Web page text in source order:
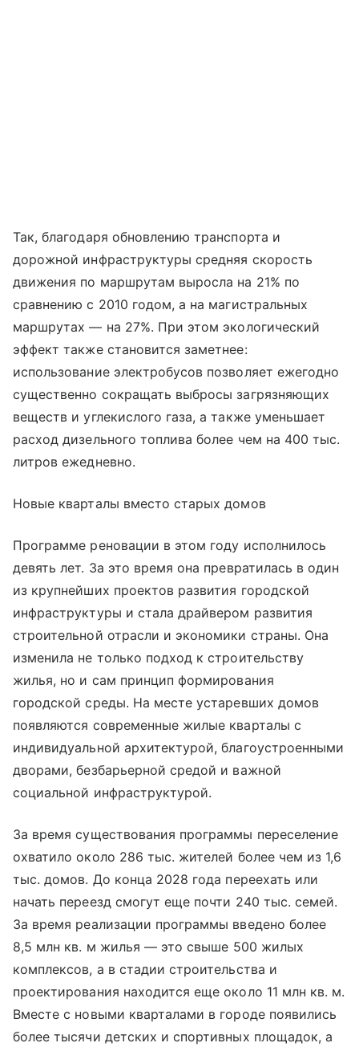
Так, благодаря обновлению транспорта и
дорожной инфраструктуры средняя скорость
движения по маршрутам выросла на 21% по
сравнению с 2010 годом, а на магистральных
маршрутах — на 27%. При этом экологический
эффект также становится заметнее:
использование электробусов позволяет ежегодно
существенно сокращать выбросы загрязняющих
веществ и углекислого газа, а также уменьшает
расход дизельного топлива более чем на 400 тыс.
литров ежедневно.
Новые кварталы вместо старых домов
Программе реновации в этом году исполнилось
девять лет. За это время она превратилась в один
из крупнейших проектов развития городской
инфраструктуры и стала драйвером развития
строительной отрасли и экономики страны. Она
изменила не только подход к строительству
жилья, но и сам принцип формирования
городской среды. На месте устаревших домов
появляются современные жилые кварталы с
индивидуальной архитектурой, благоустроенными
дворами, безбарьерной средой и важной
социальной инфраструктурой.
За время существования программы переселение
охватило около 286 тыс. жителей более чем из 1,6
тыс. домов. До конца 2028 года переехать или
начать переезд смогут еще почти 240 тыс. семей.
За время реализации программы введено более
8,5 млн кв. м жилья — это свыше 500 жилых
комплексов, а в стадии строительства и
проектирования находится еще около 11 млн кв. м.
Вместе с новыми кварталами в городе появились
более тысячи детских и спортивных площадок, а